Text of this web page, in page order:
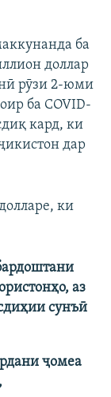
ба
доллар
рӯзи 2-юми
ба COVID-
кард, ки
дар
ки
аз
сунъӣ
ҷомеа